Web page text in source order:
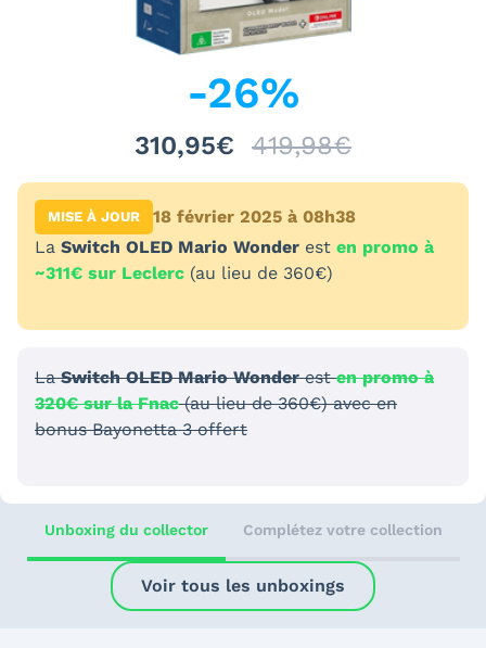
-26%
310,95€ 419,98€
MISE À JOUR
18 février 2025 à 08h38
La Switch OLED Mario Wonder est en promo à
~311€ sur Leclerc (au lieu de 360€)
LaSwitch OLED Mario Wonderesten promo à
320€ sur la Fnac(au lieu de 360€) avec en
bonus Bayonetta 3 offert
Unboxing du collector Complétez votre collection
Voir tous les unboxings